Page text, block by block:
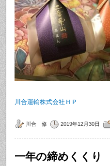
川合運輸株式会社ＨＰ
川合 修 2019年12月30日
一年の締めくくり